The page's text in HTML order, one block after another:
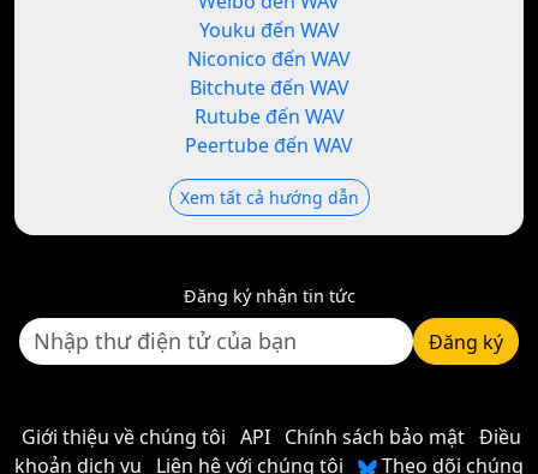
Youku đến WAV
Niconico đến WAV
Bitchute đến WAV
Rutube đến WAV
Peertube đến WAV
Xem tất cả hướng dẫn
Đăng ký nhận tin tức
Đăng ký
Giới thiệu về chúng tôi API Chính sách bảo mật Điều
khoản dịch vụ
Liên hệ với chúng tôi Theo dõi chúng